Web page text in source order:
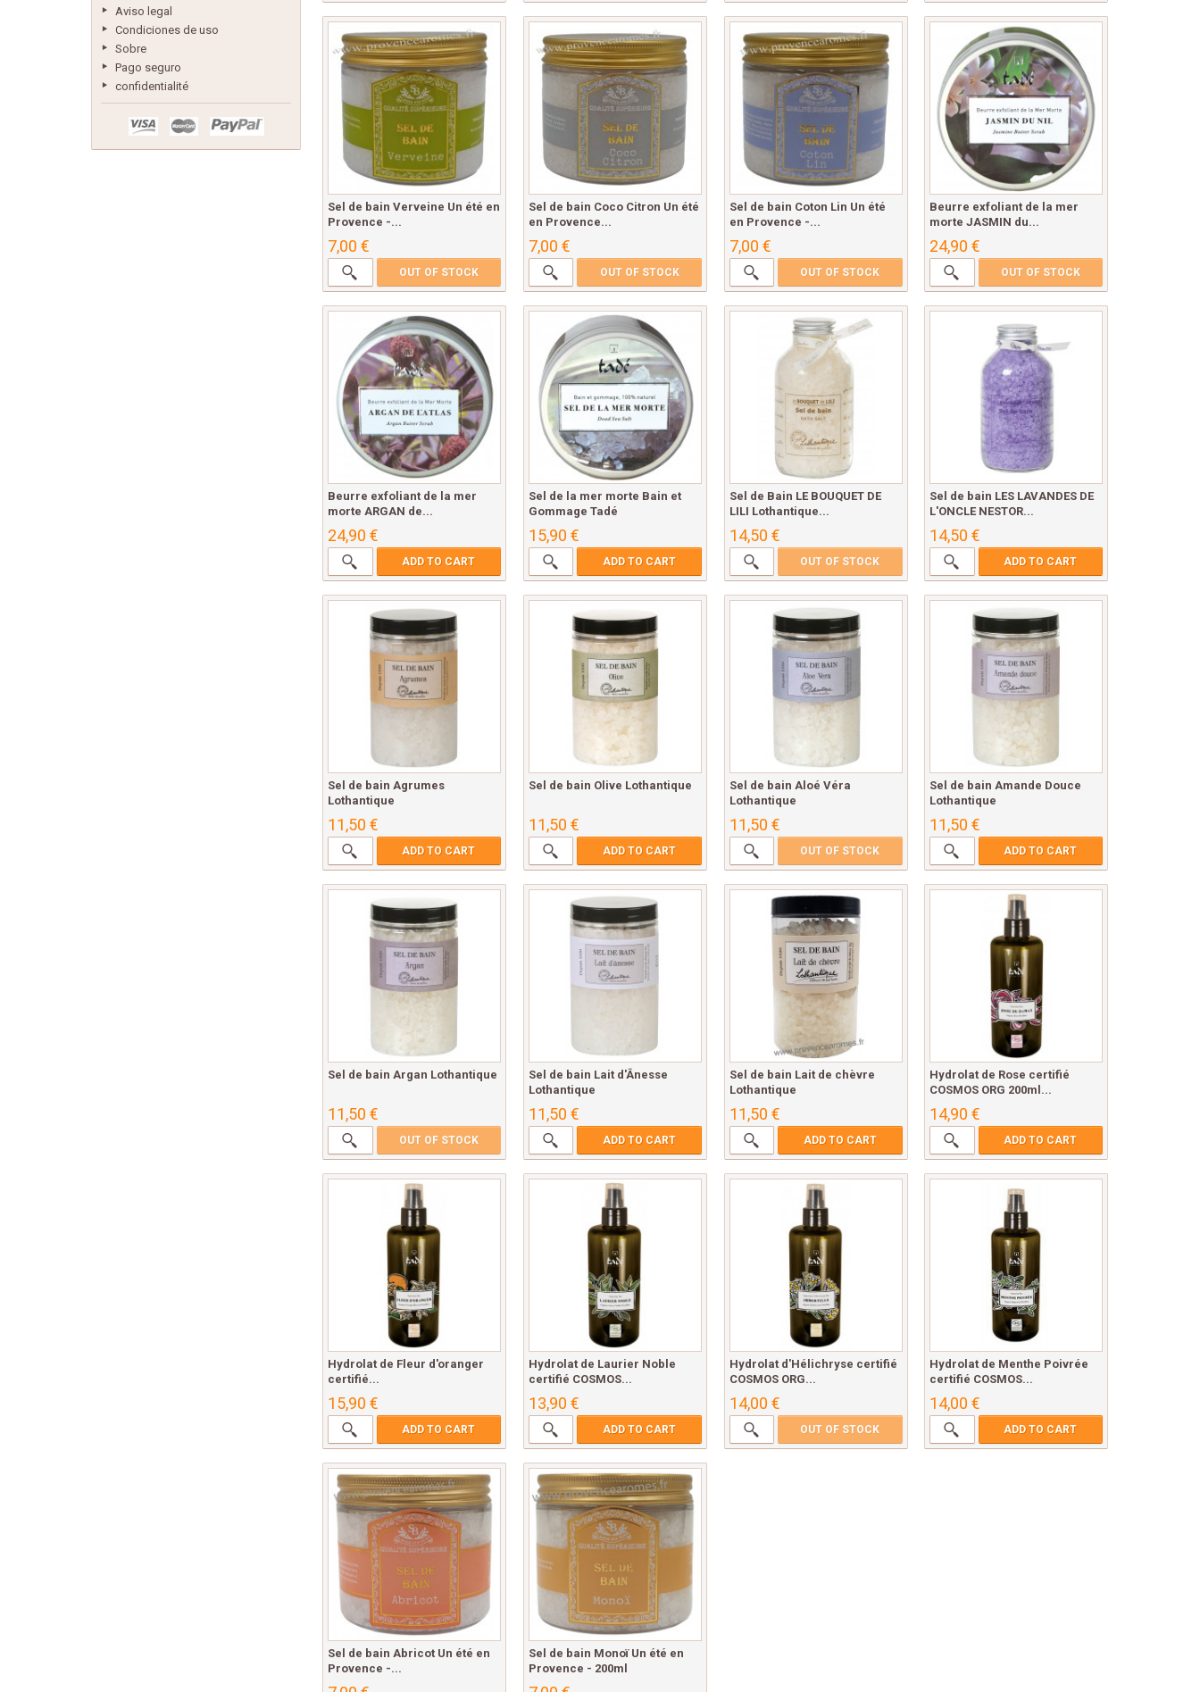
Aviso legal
Condiciones de uso
Sobre
Pago seguro
confidentialité
Sel de bain Verveine Un été en
Provence -...
7,00 €
OUT OF STOCK
Sel de bain Coco Citron Un été
en Provence...
7,00 €
OUT OF STOCK
Sel de bain Coton Lin Un été
en Provence -...
7,00 €
OUT OF STOCK
Beurre exfoliant de la mer
morte JASMIN du...
24,90 €
OUT OF STOCK
Beurre exfoliant de la mer
morte ARGAN de...
24,90 €
ADD TO CART
Sel de la mer morte Bain et
Gommage Tadé
15,90 €
ADD TO CART
Sel de Bain LE BOUQUET DE
LILI Lothantique...
14,50 €
OUT OF STOCK
Sel de bain LES LAVANDES DE
L'ONCLE NESTOR...
14,50 €
ADD TO CART
Sel de bain Agrumes
Lothantique
11,50 €
ADD TO CART
Sel de bain Olive Lothantique
11,50 €
ADD TO CART
Sel de bain Aloé Véra
Lothantique
11,50 €
OUT OF STOCK
Sel de bain Amande Douce
Lothantique
11,50 €
ADD TO CART
Sel de bain Argan Lothantique
11,50 €
OUT OF STOCK
Sel de bain Lait d'Ânesse
Lothantique
11,50 €
ADD TO CART
Sel de bain Lait de chèvre
Lothantique
11,50 €
ADD TO CART
Hydrolat de Rose certifié
COSMOS ORG 200ml...
14,90 €
ADD TO CART
Hydrolat de Fleur d'oranger
certifié...
15,90 €
ADD TO CART
Hydrolat de Laurier Noble
certifié COSMOS...
13,90 €
ADD TO CART
Hydrolat d'Hélichryse certifié
COSMOS ORG...
14,00 €
OUT OF STOCK
Hydrolat de Menthe Poivrée
certifié COSMOS...
14,00 €
ADD TO CART
Sel de bain Abricot Un été en
Provence -...
Sel de bain Monoï Un été en
Provence - 200ml